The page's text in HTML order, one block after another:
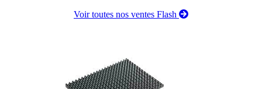
Voir toutes nos ventes Flash